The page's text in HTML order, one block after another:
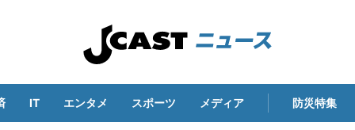
IT エンタメ スポーツ メディア 防災特集